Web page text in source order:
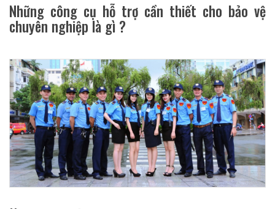
Những công cụ hỗ trợ cần thiết cho bảo vệ
chuyên nghiệp là gì ?